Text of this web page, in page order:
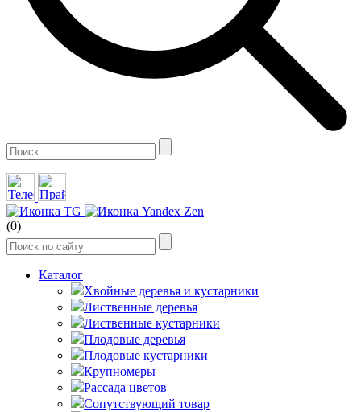
(0)
Каталог
Хвойные деревья и кустарники
Лиственные деревья
Лиственные кустарники
Плодовые деревья
Плодовые кустарники
Крупномеры
Рассада цветов
Сопутствующий товар